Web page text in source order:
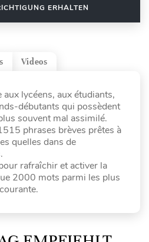
ERHALTEN
Videos
lycéens, aux étudiants,
débutants qui possèdent
souvent mal assimilé.
phrases brèves prêtes à
quelles dans de
rafraîchir et activer la
2000 mots parmi les plus